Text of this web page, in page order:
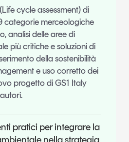
cycle assessment) di
categorie merceologiche
analisi delle aree di
più critiche e soluzioni di
della sostenibilità
e uso corretto dei
progetto di GS1 Italy
pratici per integrare la